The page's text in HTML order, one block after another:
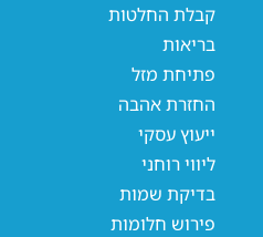
קבלת החלטות
בריאות
פתיחת מזל
החזרת אהבה
ייעוץ עסקי
ליווי רוחני
בדיקת שמות
פירוש חלומות